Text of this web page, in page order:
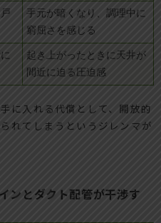
手元が暗くなり、調理中に
窮屈さを感じる
起き上がったときに天井が
間近に迫る圧迫感
に入れる代償として、開放的
れてしまうというジレンマが
ンとダクト配管が干渉す